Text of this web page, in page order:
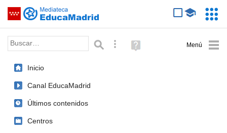
Saltar navegación
Palabra o frase: Búsqueda avanzada
Ayuda
(en
Inicio
Canal EducaMadrid
Últimos contenidos
Centros